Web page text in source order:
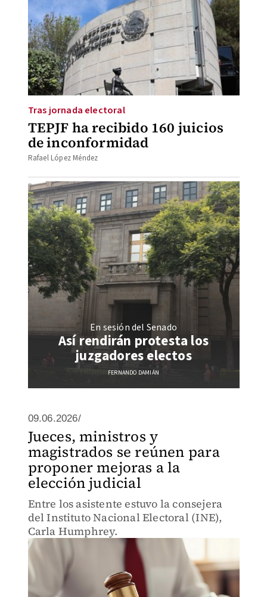
TEPJF ha recibido 160 juicios
de inconformidad
Tras jornada electoral
Rafael López Méndez
Así rendirán protesta los
juzgadores electos
En sesión del Senado
FERNANDO DAMIÁN
09.06.2026/
Jueces, ministros y
magistrados se reúnen para
proponer mejoras a la
elección judicial
Entre los asistente estuvo la consejera
del Instituto Nacional Electoral (INE),
Carla Humphrey.